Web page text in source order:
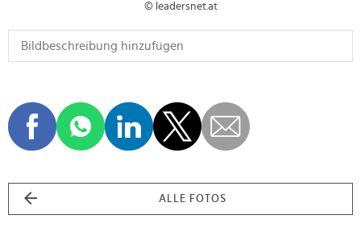
© leadersnet.at
ALLE FOTOS